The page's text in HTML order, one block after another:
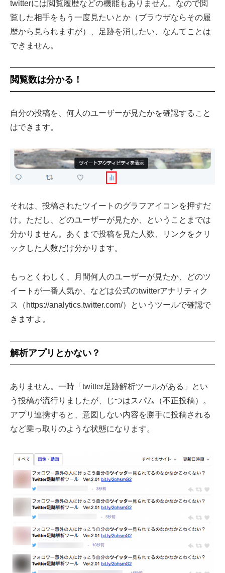
twitterには閲覧履歴などの機能もありません。なので閲
覧した相手をもう一度見たいとか（ブラウザならその履
歴から見られますが）、足跡を消したい、なんてことは
できません。
閲覧数は分かる！
自分の投稿を、何人のユーザーが見たかを確認すること
はできます。
それは、投稿されたツイートのグラフアイコンを押すだ
け。ただし、どのユーザーが見たか、ということまでは
分かりません。あくまで投稿を見た人数、リンクをクリ
ックした人数だけ分かります。
もっとくわしく、月間何人のユーザーが見たか、どのツ
イートが一番人気か、などは公式のtwitterアナリティク
ス（https://analytics.twitter.com/）というツールで確認で
きますよ。
解析アプリとかない？
ありません。一時「twitter足跡解析ツールがある」とい
う投稿が流行りましたが、じつはスパム（不正投稿）。
アプリ連携すると、意図しない内容を勝手に投稿される
など乗っ取りのような状態になります。